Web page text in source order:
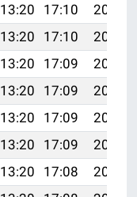
13:20 17:10
20:27
13:20 17:10
20:26
13:20 17:09
20:25
13:20 17:09
20:24
13:20 17:09
20:23
13:20 17:09
20:22
13:20 17:08
20:21